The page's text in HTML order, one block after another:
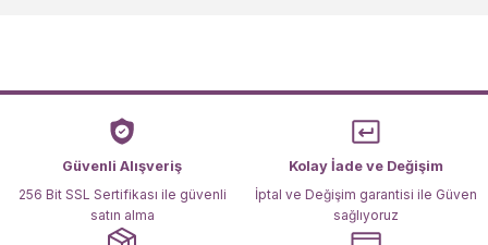
Ürün açıklamasında eksik bilgiler bulunuyor.
Ürün bilgilerinde hatalar bulunuyor.
Ürün fiyatı diğer sitelerden daha pahalı.
Bu ürüne benzer farklı alternatifler olmalı.
Güvenli Alışveriş
256 Bit SSL Sertifikası ile güvenli
satın alma
Kolay İade ve Değişim
İptal ve Değişim garantisi ile Güven
sağlıyoruz